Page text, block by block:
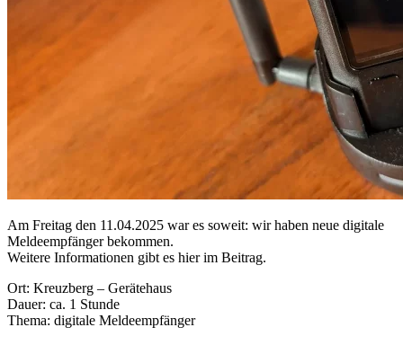
Am Freitag den 11.04.2025 war es soweit: wir haben neue digitale
Meldeempfänger bekommen.
Weitere Informationen gibt es hier im Beitrag.
Ort: Kreuzberg – Gerätehaus
Dauer: ca. 1 Stunde
Thema: digitale Meldeempfänger